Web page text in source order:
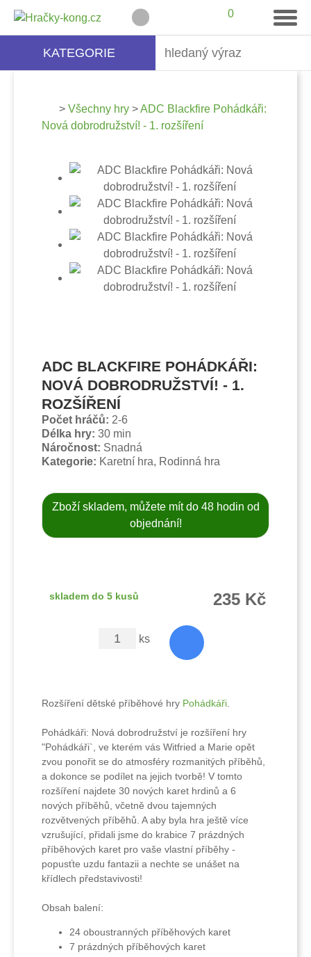
0
KATEGORIE
> Všechny hry >ADC Blackfire Pohádkáři:
Nová dobrodružství! - 1. rozšíření
ADC BLACKFIRE POHÁDKÁŘI:
NOVÁ DOBRODRUŽSTVÍ! - 1.
ROZŠÍŘENÍ
Počet hráčů: 2-6
Délka hry: 30 min
Náročnost: Snadná
Kategorie: Karetní hra, Rodinná hra
Zboží skladem, můžete mít do 48 hodin od
objednání!
skladem do 5 kusů 235 Kč
ks
Rozšíření dětské příběhové hry Pohádkáři
Pohádkáři: Nová dobrodružství je rozšíření hry
"Pohádkáři`, ve kterém vás Witfried a Marie opět
zvou ponořit se do atmosféry rozmanitých příběhů,
a dokonce se podílet na jejich tvorbě! V tomto
rozšíření najdete 30 nových karet hrdinů a 6
nových příběhů, včetně dvou tajemných
rozvětvených příběhů. A aby byla hra ještě více
vzrušující, přidali jsme do krabice 7 prázdných
příběhových karet pro vaše vlastní příběhy -
popusťte uzdu fantazii a nechte se unášet na
křídlech představivosti!
Obsah balení:
24 oboustranných příběhových karet
7 prázdných příběhových karet